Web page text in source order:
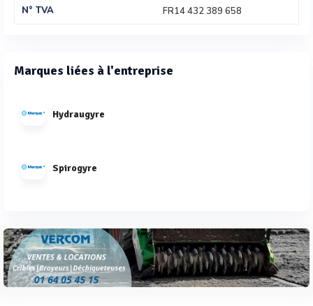
N° TVA
FR14 432 389 658
Marques liées à l'entreprise
Hydraugyre
Spirogyre